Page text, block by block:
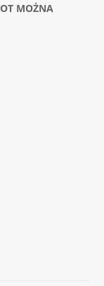
MOŻNA